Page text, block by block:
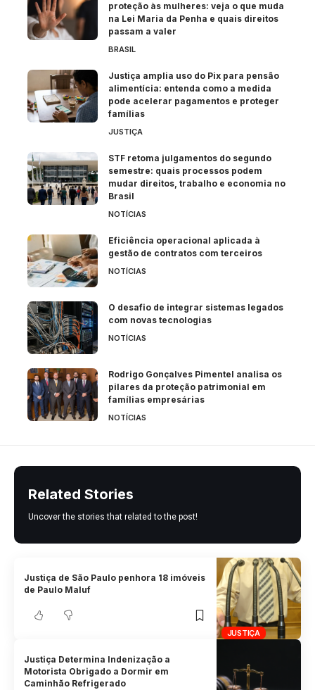
proteção às mulheres: veja o que muda
na Lei Maria da Penha e quais direitos
passam a valer
BRASIL
Justiça amplia uso do Pix para pensão
alimentícia: entenda como a medida
pode acelerar pagamentos e proteger
famílias
JUSTIÇA
STF retoma julgamentos do segundo
semestre: quais processos podem
mudar direitos, trabalho e economia no
Brasil
NOTÍCIAS
Eficiência operacional aplicada à
gestão de contratos com terceiros
NOTÍCIAS
O desafio de integrar sistemas legados
com novas tecnologias
NOTÍCIAS
Rodrigo Gonçalves Pimentel analisa os
pilares da proteção patrimonial em
famílias empresárias
NOTÍCIAS
Related Stories
Uncover the stories that related to the post!
JUSTIÇA
Justiça de São Paulo penhora 18 imóveis
de Paulo Maluf
Justiça Determina Indenização a
Motorista Obrigado a Dormir em
Caminhão Refrigerado